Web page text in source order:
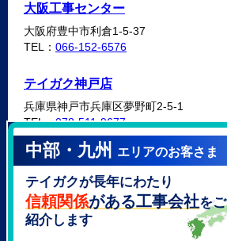
大阪工事センター
大阪府豊中市利倉1-5-37
TEL： 066-152-6576
テイガク神戸店
兵庫県神戸市兵庫区夢野町2-5-1
TEL：078-511-9677
テイガク泉北・泉南店
大阪府泉北郡忠岡町高月南3-14
TEL：072-521-2637
中部・九州 エリアのお客さま
テイガクが長年にわたり
信頼関係がある工事会社をご
紹介します